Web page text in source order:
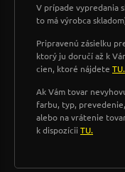
V prípade vypredania
to má výrobca
Pripravenú zásielku
ktorý ju doručí až k
cien, ktoré nájdete TU.
Ak Vám tovar
farbu, typ,
alebo na vrátenie
k dispozícii TU.